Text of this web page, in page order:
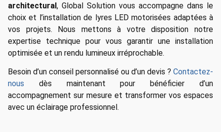
architectural, Global Solution vous accompagne dans le
choix et l’installation de lyres LED motorisées adaptées à
vos projets. Nous mettons à votre disposition notre
expertise technique pour vous garantir une installation
optimisée et un rendu lumineux irréprochable.
Besoin d’un conseil personnalisé ou d’un devis ? Contactez-
nous dès maintenant pour bénéficier d’un
accompagnement sur mesure et transformer vos espaces
avec un éclairage professionnel.